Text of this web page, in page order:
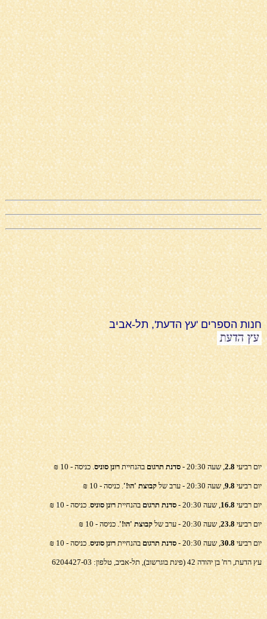
חנות הספרים 'עץ הדעת', תל-אביב
יום רביעי 2.8, שעה 20:30 - סדנת תרגום בהנחיית רונן סוניס. כניסה - 10 ₪
יום רביעי 9.8, שעה 20:30 - ערב של קבוצת 'הו!'. כניסה - 10 ₪
יום רביעי16.8, שעה 20:30 - סדנת תרגוםבהנחייתרונן סוניס. כניסה - 10 ₪
יום רביעי23.8, שעה 20:30 - ערב של קבוצת 'הו!'. כניסה - 10 ₪
יום רביעי30.8, שעה 20:30 - סדנת תרגוםבהנחייתרונן סוניס. כניסה - 10 ₪
עץ הדעת, רח' בן יהודה 42 (פינת בוגרשוב), תל-אביב, טלפון: 6204427-03